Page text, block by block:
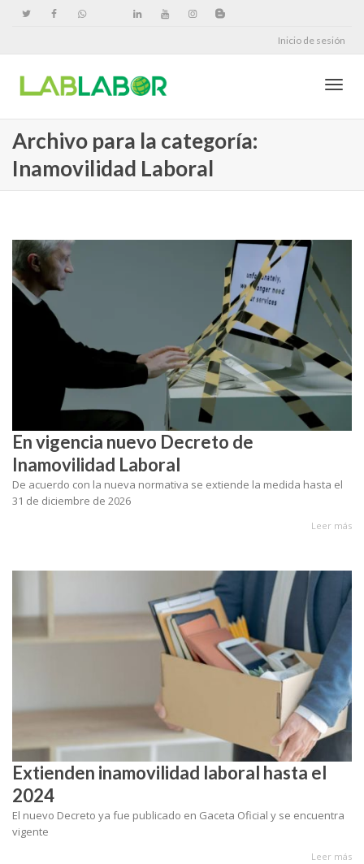
Inicio de sesión
Archivo para la categoría:
Inamovilidad Laboral
En vigencia nuevo Decreto de
Inamovilidad Laboral
De acuerdo con la nueva normativa se extiende la medida hasta el
31 de diciembre de 2026
Leer más
Extienden inamovilidad laboral hasta el
2024
El nuevo Decreto ya fue publicado en Gaceta Oficial y se encuentra
vigente
Leer más